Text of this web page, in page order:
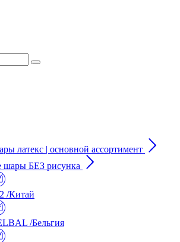
латекс | основной ассортимент
шары БЕЗ рисунка
/Китай
/Бельгия